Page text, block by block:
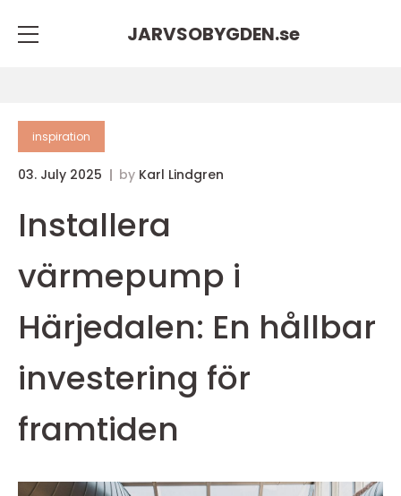
JARVSOBYGDEN.se
inspiration
03. July 2025 by Karl Lindgren
Installera
värmepump i
Härjedalen: En hållbar
investering för
framtiden